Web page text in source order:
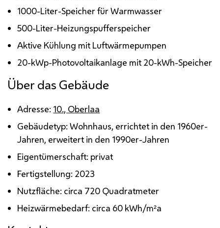
1000-Liter-Speicher für Warmwasser
500-Liter-Heizungspufferspeicher
Aktive Kühlung mit Luftwärmepumpen
20-kWp-Photovoltaikanlage mit 20-kWh-Speicher
Über das Gebäude
Adresse: 10., Oberlaa
Gebäudetyp: Wohnhaus, errichtet in den 1960er-
Jahren, erweitert in den 1990er-Jahren
Eigentümerschaft: privat
Fertigstellung: 2023
Nutzfläche: circa 720 Quadratmeter
Heizwärmebedarf: circa 60 kWh/m²a